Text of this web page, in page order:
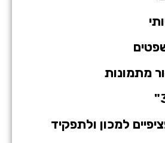
מתמונות
למכון ולתפקיד